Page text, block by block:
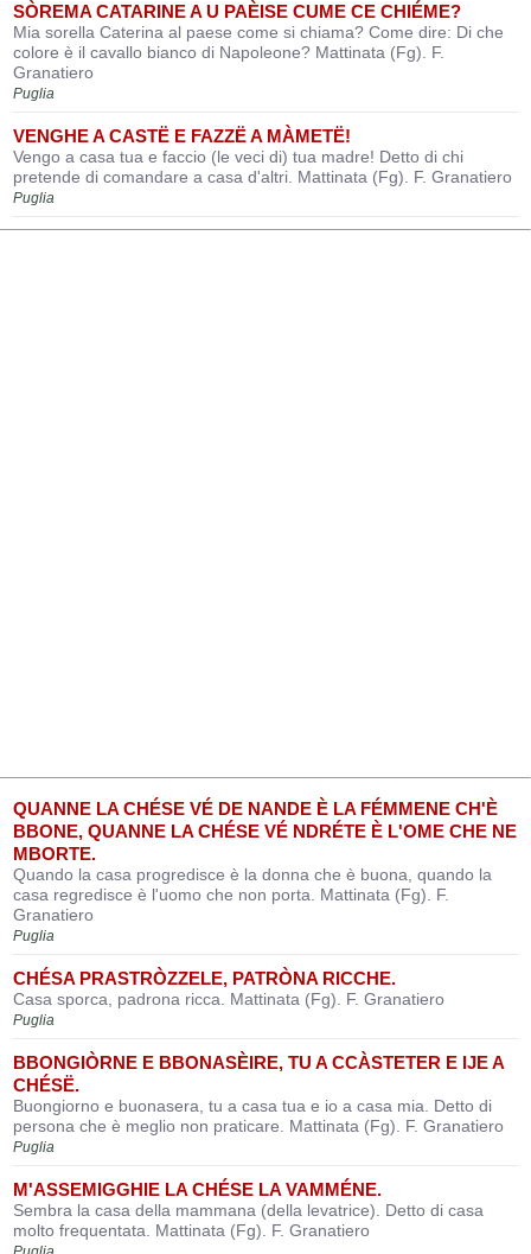
SÒREMA CATARINE A U PAÈISE CUME CE CHIÉME?
Mia sorella Caterina al paese come si chiama? Come dire: Di che
colore è il cavallo bianco di Napoleone? Mattinata (Fg). F.
Granatiero
Puglia
VENGHE A CASTË E FAZZË A MÀMETË!
Vengo a casa tua e faccio (le veci di) tua madre! Detto di chi
pretende di comandare a casa d'altri. Mattinata (Fg). F. Granatiero
Puglia
QUANNE LA CHÉSE VÉ DE NANDE È LA FÉMMENE CH'È
BBONE, QUANNE LA CHÉSE VÉ NDRÉTE È L'OME CHE NE
MBORTE.
Quando la casa progredisce è la donna che è buona, quando la
casa regredisce è l'uomo che non porta. Mattinata (Fg). F.
Granatiero
Puglia
CHÉSA PRASTRÒZZELE, PATRÒNA RICCHE.
Casa sporca, padrona ricca. Mattinata (Fg). F. Granatiero
Puglia
BBONGIÒRNE E BBONASÈIRE, TU A CCÀSTETER E IJE A
CHÉSË.
Buongiorno e buonasera, tu a casa tua e io a casa mia. Detto di
persona che è meglio non praticare. Mattinata (Fg). F. Granatiero
Puglia
M'ASSEMIGGHIE LA CHÉSE LA VAMMÉNE.
Sembra la casa della mammana (della levatrice). Detto di casa
molto frequentata. Mattinata (Fg). F. Granatiero